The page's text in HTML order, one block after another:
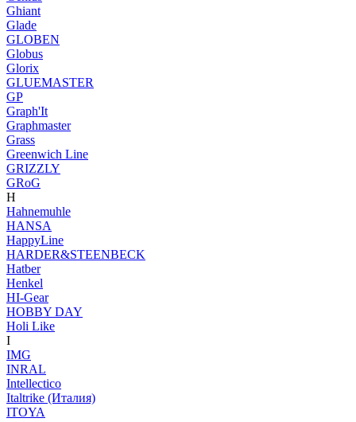
Ghiant
Glade
GLOBEN
Globus
Glorix
GLUEMASTER
GP
Graph'It
Graphmaster
Grass
Greenwich Line
GRIZZLY
GRoG
H
Hahnemuhle
HANSA
HappyLine
HARDER&STEENBECK
Hatber
Henkel
HI-Gear
HOBBY DAY
Holi Like
I
IMG
INRAL
Intellectico
Italtrike (Италия)
ITOYA